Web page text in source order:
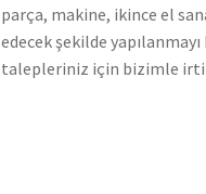
parça, makine, ikince el
edecek şekilde
talepleriniz için bizimle